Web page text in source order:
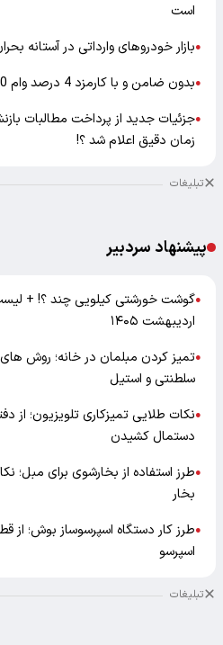
است
●بازار خودرو‌های وارداتی در آستانه
●بدون ضامن و با کارمزد 4 درصد وام 50 میلیونی بگیرید
●جزئیات جدید از پرداخت مطالبات
زمان دقیق اعلام شد ؟!
تبلیغات
پیشنهاد سردبیر
●
اردیبهشت ۱۴۰۵
●تمیز کردن مبلمان در خانه؛ روش
سلطنتی و استیل
●نکات طلایی تمیزکاری تلویزیون؛ از
دستمال کشیدن
●طرز استفاده از بخارشوی برای مبل؛
بخار
●طرز کار دستگاه اسپرسوساز بوش؛ از
اسپرسو
تبلیغات